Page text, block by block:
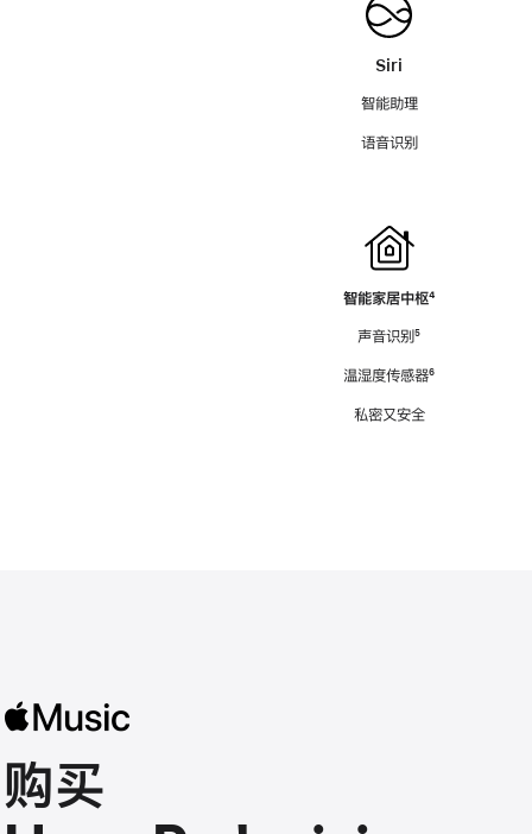
Siri
智能助理
语音识别
智能家居中枢脚
⁴
声音识别脚
⁵
温湿度传感器脚
⁶
私密又安全
购买